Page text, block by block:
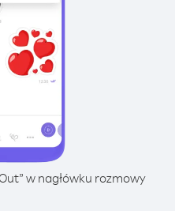
w nagłówku rozmowy